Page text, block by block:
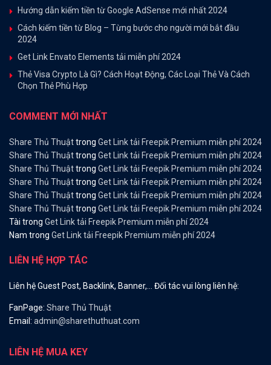
Hướng dẫn kiếm tiền từ Google AdSense mới nhất 2024
Cách kiếm tiền từ Blog – Từng bước cho người mới bắt đầu
2024
Get Link Envato Elements tải miễn phí 2024
Thẻ Visa Crypto Là Gì? Cách Hoạt Động, Các Loại Thẻ Và Cách
Chọn Thẻ Phù Hợp
COMMENT MỚI NHẤT
Share Thủ Thuậttrong Get Link tải Freepik Premium miễn phí 2024
Share Thủ Thuậttrong Get Link tải Freepik Premium miễn phí 2024
Share Thủ Thuậttrong Get Link tải Freepik Premium miễn phí 2024
Share Thủ Thuậttrong Get Link tải Freepik Premium miễn phí 2024
Share Thủ Thuậttrong Get Link tải Freepik Premium miễn phí 2024
Share Thủ Thuậttrong Get Link tải Freepik Premium miễn phí 2024
Tài trong Get Link tải Freepik Premium miễn phí 2024
Nam trong Get Link tải Freepik Premium miễn phí 2024
LIÊN HỆ HỢP TÁC
Liên hệ Guest Post, Backlink, Banner,… Đối tác vui lòng liên hệ:
FanPage: Share Thủ Thuật
Email: admin@sharethuthuat.com
LIÊN HỆ MUA KEY